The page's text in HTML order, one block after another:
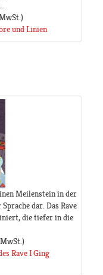
und Linien
Meilenstein in der
dar. Das Rave
die tiefer in die
Rave I Ging